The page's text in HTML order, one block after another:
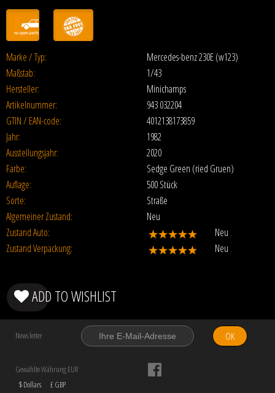
Marke / Typ:
Mercedes-benz 230E (w123)
Maßstab:
1/43
Hersteller:
Minichamps
Artikelnummer:
943 032204
GTIN / EAN-code:
4012138173859
Jahr:
1982
Ausstellungsjahr:
2020
Farbe:
Sedge Green (ried Gruen)
Auflage:
500 Stück
Sorte:
Straße
Algemeiner Zustand:
Neu
Zustand Auto:
Neu
Zustand Verpackung:
Neu
ADD TO WISHLIST
News letter OK
Gewählte Währung EUR
$ Dollars
£ GBP